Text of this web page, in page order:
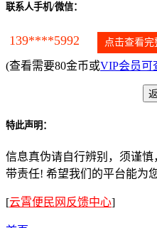
联系人手机/微信：
139****5992 点击查看完
(查看需要80金币或VIP会员可
特此声明：
信息真伪请自行辨别，须谨
带责任! 希望我们的平台能为
[云霄便民网反馈中心]